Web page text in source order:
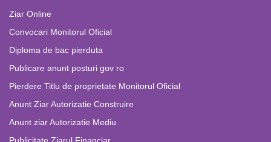
Ziar Online
Convocari Monitorul Oficial
Diploma de bac pierduta
Publicare anunt posturi gov ro
Pierdere Titlu de proprietate Monitorul Oficial
Anunt Ziar Autorizatie Construire
Anunt ziar Autorizatie Mediu